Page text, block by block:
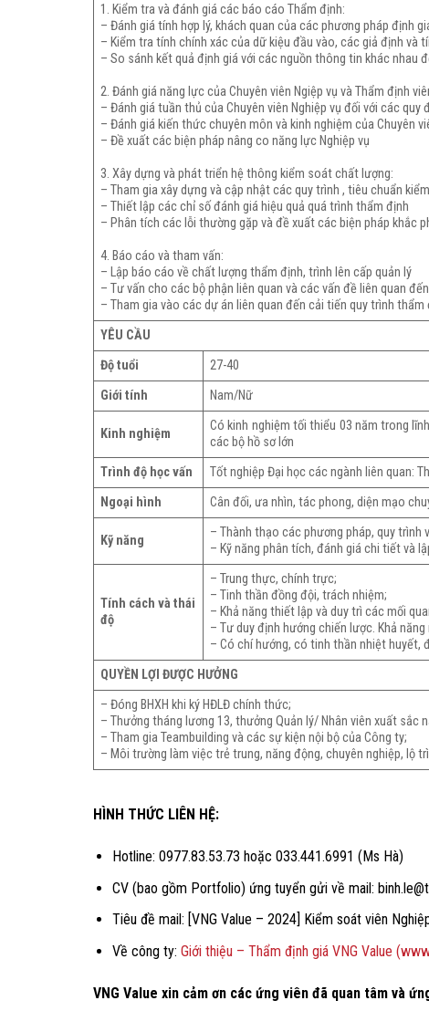
1. Kiểm tra và đánh giá các báo cáo Thẩm định:
– Đánh giá tính hợp lý, khách quan của các phương pháp định
– Kiểm tra tính chính xác của dữ kiệu đầu vào, các giả định và
– So sánh kết quả định giá với các nguồn thông tin khác nhau
2. Đánh giá năng lực của Chuyên viên Ngiệp vụ và Thẩm định
– Đánh giá tuần thủ của Chuyên viên Nghiệp vụ đối với các
– Đánh giá kiến thức chuyên môn và kinh nghiệm của Chuyên
– Đề xuất các biện pháp nâng co năng lực Nghiệp vụ
3. Xây dựng và phát triển hệ thông kiểm soát chất lượng:
– Tham gia xây dựng và cập nhật các quy trình , tiêu chuẩn
– Thiết lập các chỉ số đánh giá hiệu quả quá trình thẩm định
– Phân tích các lỗi thường gặp và đề xuất các biện pháp khắc
4. Báo cáo và tham vấn:
– Lập báo cáo về chất lượng thẩm định, trình lên cấp quản lý
– Tư vấn cho các bộ phận liên quan và các vấn đề liên quan
– Tham gia vào các dự án liên quan đến cải tiến quy trình thẩm
YÊU CẦU
Độ tuổi
27-40
Giới tính
Nam/Nữ
Kinh nghiệm
Có kinh nghiệm tối thiểu 03 năm trong
các bộ hồ sơ lớn
Trình độ học vấn
Tốt nghiệp Đại học các ngành liên quan:
Ngoại hình
Cân đối, ưa nhìn, tác phong, diện mạo
Kỹ năng
– Thành thạo các phương pháp, quy
– Kỹ năng phân tích, đánh giá chi tiết và
Tính cách và thái
độ
– Trung thực, chính trực;
– Tinh thần đồng đội, trách nhiệm;
– Khả năng thiết lập và duy trì các mối
– Tư duy định hướng chiến lược. Khả
– Có chí hướng, có tinh thần nhiệt huyết,
QUYỀN LỢI ĐƯỢC HƯỞNG
– Đóng BHXH khi ký HĐLĐ chính thức;
– Thưởng tháng lương 13, thưởng Quản lý/ Nhân viên xuất sắc
– Tham gia Teambuilding và các sự kiện nội bộ của Công ty;
– Môi trường làm việc trẻ trung, năng động, chuyên nghiệp, lộ
HÌNH THỨC LIÊN HỆ:
Hotline: 0977.83.53.73 hoặc 033.441.6991 (Ms Hà)
CV (bao gồm Portfolio) ứng tuyển gửi về mail:
Tiêu đề mail: [VNG Value – 2024] Kiểm soát viên
Về công ty: Giới thiệu – Thẩm định giá VNG Value
VNG Value xin cảm ơn các ứng viên đã quan tâm và